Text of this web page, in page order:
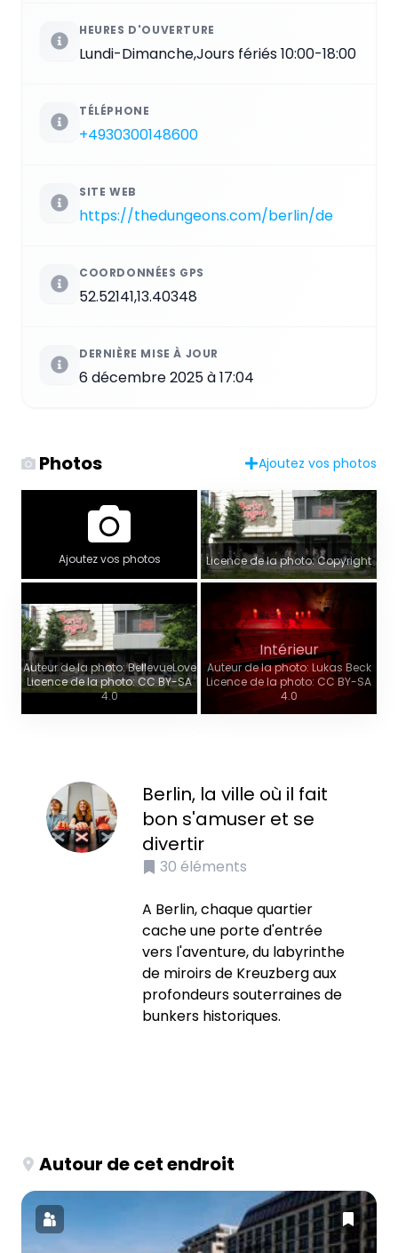
HEURES D'OUVERTURE
Lundi-Dimanche,Jours fériés 10:00-18:00
TÉLÉPHONE
+4930300148600
SITE WEB
https://thedungeons.com/berlin/de
COORDONNÉES GPS
52.52141,13.40348
DERNIÈRE MISE À JOUR
6 décembre 2025 à 17:04
Photos Ajoutez vos photos
Ajoutez vos photos Licence de la photo: Copyright
Auteur de la photo: BellevueLove
Licence de la photo: CC BY-SA
4.0
Intérieur
Auteur de la photo: Lukas Beck
Licence de la photo: CC BY-SA
4.0
Berlin, la ville où il fait
bon s'amuser et se
divertir
30 éléments
A Berlin, chaque quartier
cache une porte d'entrée
vers l'aventure, du labyrinthe
de miroirs de Kreuzberg aux
profondeurs souterraines de
bunkers historiques.
Autour de cet endroit